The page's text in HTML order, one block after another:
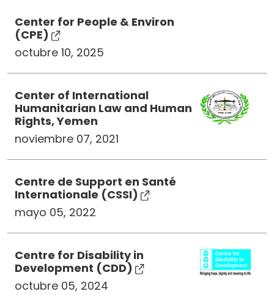
Center for People & Environ
(CPE)
octubre 10, 2025
Center of International
Humanitarian Law and Human
Rights, Yemen
noviembre 07, 2021
Centre de Support en Santé
Internationale (CSSI)
mayo 05, 2022
Centre for Disability in
Development (CDD)
octubre 05, 2024